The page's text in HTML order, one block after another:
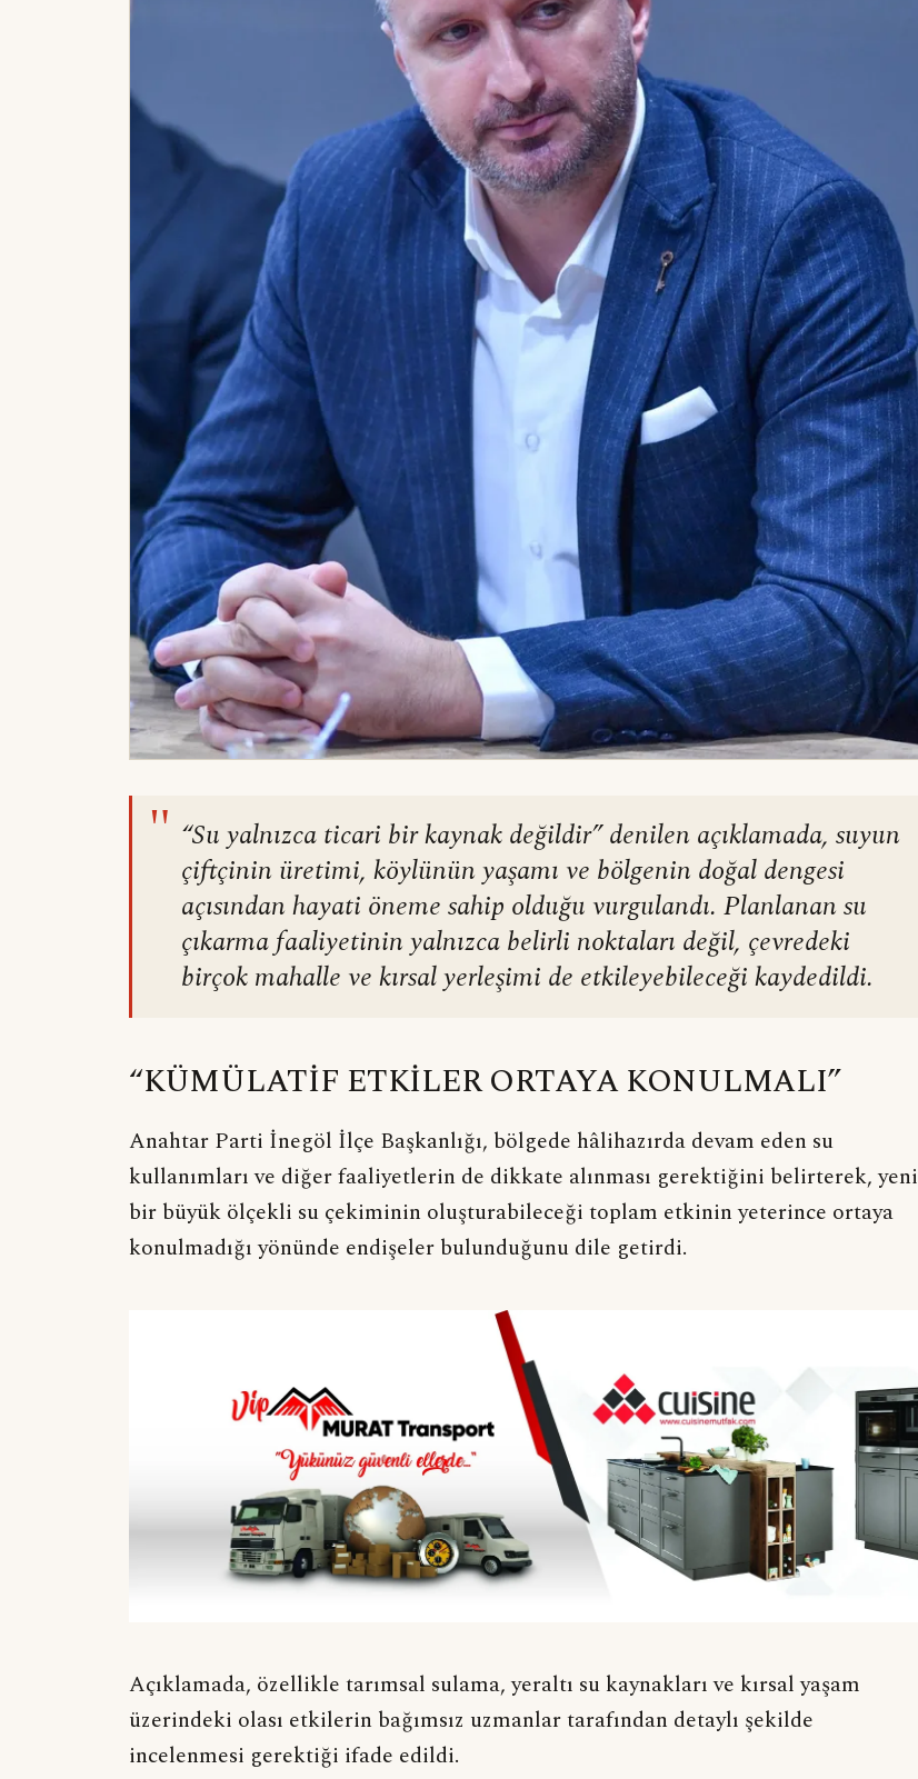
" “Su yalnızca ticari bir kaynak değildir” denilen açıklamada, suyun
çiftçinin üretimi, köylünün yaşamı ve bölgenin doğal dengesi
açısından hayati öneme sahip olduğu vurgulandı. Planlanan su
çıkarma faaliyetinin yalnızca belirli noktaları değil, çevredeki
birçok mahalle ve kırsal yerleşimi de etkileyebileceği kaydedildi.
“KÜMÜLATİF ETKİLER ORTAYA KONULMALI”
Anahtar Parti İnegöl İlçe Başkanlığı, bölgede hâlihazırda devam eden su
kullanımları ve diğer faaliyetlerin de dikkate alınması gerektiğini belirterek, yeni
bir büyük ölçekli su çekiminin oluşturabileceği toplam etkinin yeterince ortaya
konulmadığı yönünde endişeler bulunduğunu dile getirdi.
Açıklamada, özellikle tarımsal sulama, yeraltı su kaynakları ve kırsal yaşam
üzerindeki olası etkilerin bağımsız uzmanlar tarafından detaylı şekilde
incelenmesi gerektiği ifade edildi.